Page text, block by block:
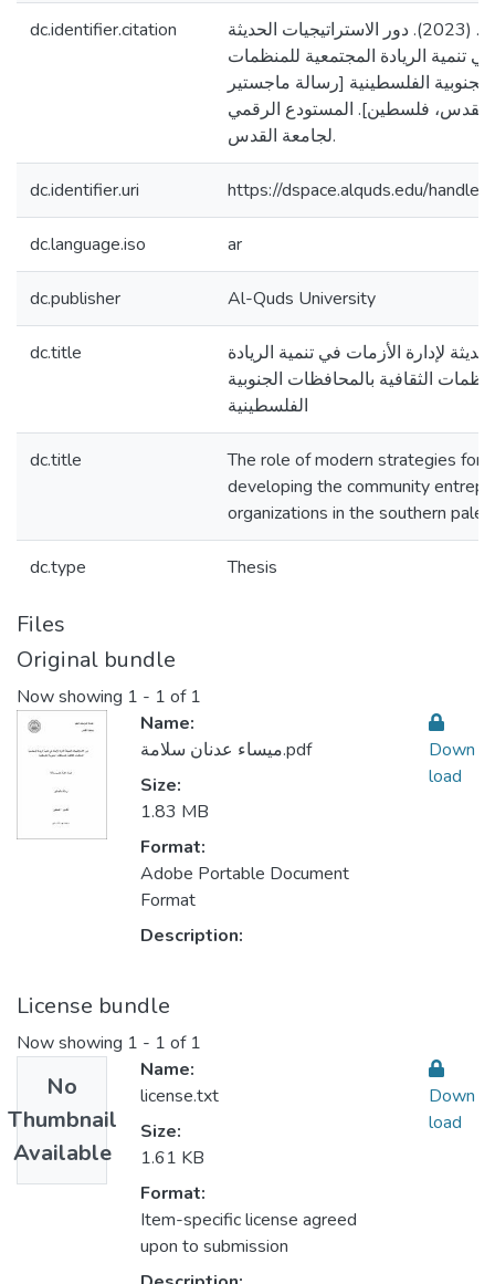
dc.identifier.citation
سلامة، ميساء عدنان. (2023). دور الاستراتيجيات الحديثة
في تنمية الريادة المجتمعية للمنظمات
الفلسطينية [رسالة ماجستير
القدس، فلسطين]. المستودع الرقمي
لجامعة القدس.
dc.identifier.uri https://dspace.alquds.edu/
dc.language.iso ar
dc.publisher Al-Quds University
dc.title
لإدارة الأزمات في تنمية الريادة
الثقافية بالمحافظات الجنوبية
الفلسطينية
dc.title
The role of modern strategies for
developing the community
organizations in the southern
dc.type Thesis
Files
Original bundle
Now showing 1 - 1 of 1
Name:
ميساء عدنان سلامة.pdf
Size:
1.83 MB
Format:
Adobe Portable Document
Format
Description:
Down
load
License bundle
Now showing 1 - 1 of 1
No
Thumbnail
Available
Name:
license.txt
Size:
1.61 KB
Format:
Item-specific license agreed
upon to submission
Down
load